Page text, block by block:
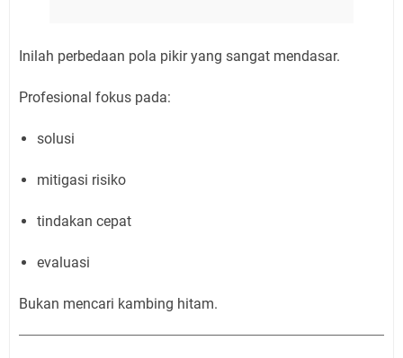
Inilah perbedaan pola pikir yang sangat mendasar.
Profesional fokus pada:
solusi
mitigasi risiko
tindakan cepat
evaluasi
Bukan mencari kambing hitam.